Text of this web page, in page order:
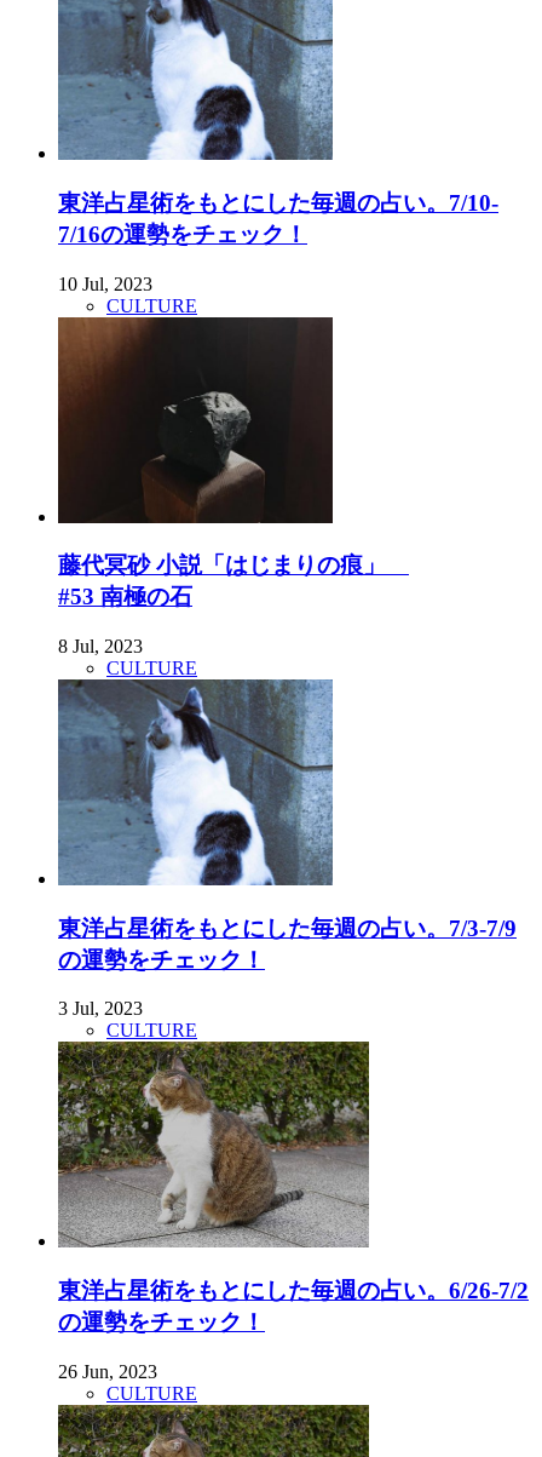
東洋占星術をもとにした毎週の占い。7/10-
7/16の運勢をチェック！
10 Jul, 2023
CULTURE
藤代冥砂 小説「はじまりの痕」
#53 南極の石
8 Jul, 2023
CULTURE
東洋占星術をもとにした毎週の占い。7/3-7/9
の運勢をチェック！
3 Jul, 2023
CULTURE
東洋占星術をもとにした毎週の占い。6/26-7/2
の運勢をチェック！
26 Jun, 2023
CULTURE